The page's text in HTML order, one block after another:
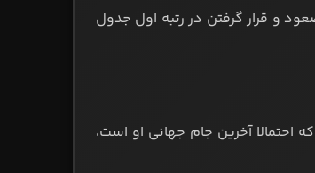
و قرار گرفتن در رتبه اول جدول
احتمالا آخرین جام جهانی او است،